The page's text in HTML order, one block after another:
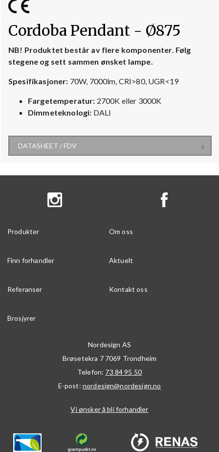
Cordoba Pendant - Ø875
NB! Produktet består av flere komponenter. Følg
stegene og sett sammen ønsket lampe.
Spesifikasjoner: 70W, 7000lm, CRI>80, UGR<19
Fargetemperatur: 2700K eller 3000K
Dimmeteknologi: DALI
DATASHEET / FDV
Produkter Om oss
Finn forhandler Aktuelt
Referanser Kontakt oss
Brosjyrer
Nordesign AS
Brøsetekra 7 7069 Trondheim
Telefon: 73 84 95 50
E-post: nordesign@nordesign.no
Vi ønsker å bli forhandler